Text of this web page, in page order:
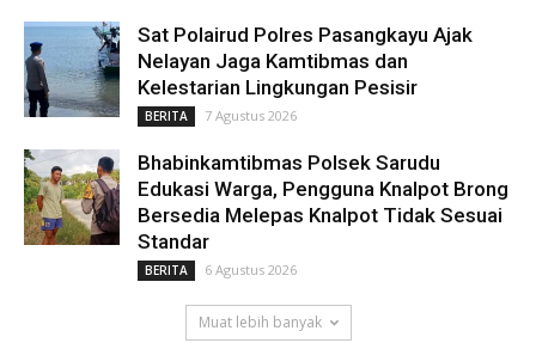
Sat Polairud Polres Pasangkayu Ajak
Nelayan Jaga Kamtibmas dan
Kelestarian Lingkungan Pesisir
BERITA 7 Agustus 2026
Bhabinkamtibmas Polsek Sarudu
Edukasi Warga, Pengguna Knalpot Brong
Bersedia Melepas Knalpot Tidak Sesuai
Standar
BERITA 6 Agustus 2026
Muat lebih banyak